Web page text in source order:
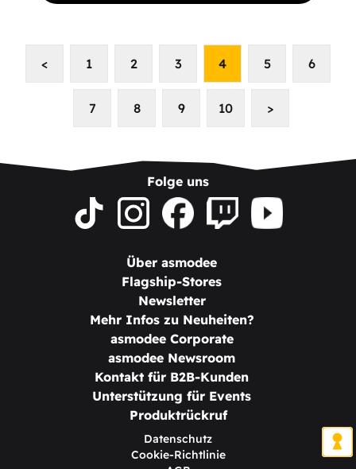
< 1 2 3 4 5 6
7 8 9 10 >
Folge uns
Über asmodee
Flagship-Stores
Newsletter
Mehr Infos zu Neuheiten?
asmodee Corporate
asmodee Newsroom
Kontakt für B2B-Kunden
Unterstützung für Events
Produktrückruf
Datenschutz
Cookie-Richtlinie